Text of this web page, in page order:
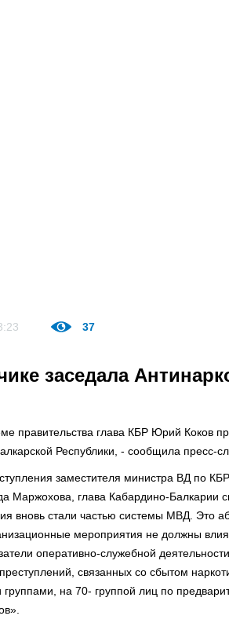
37
заседала
правительства глава КБР Юрий Коков
Республики, - сообщила пресс-
заместителя министра ВД по
Маржохова, глава Кабардино-Балкарии
вновь стали частью системы МВД. Это
мероприятия не должны
оперативно-служебной
связанных со сбытом
группами, на 70- группой лиц по